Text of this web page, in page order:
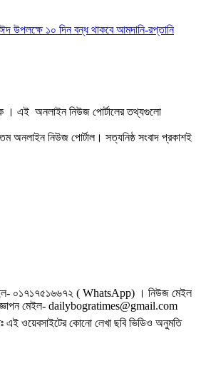
ঈদ উপলক্ষে ১০ দিন বন্ধ থাকবে আমদানি-রপ্তানি
। এই অনলাইন নিউজ পোর্টালের তথ্যগুলো
অনলাইন নিউজ পোর্টাল। সত্যনিষ্ঠ সংবাদ প্রকাশই
০১৭১৭৫১৬৬৭২ ( WhatsApp) । নিউজ মেইল
মেইল- dailybogratimes@gmail.com
এই ওয়েবসাইটের কোনো লেখা ছবি ভিডিও অনুমতি